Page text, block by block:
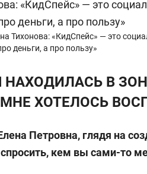
Тихонова: «КидСпейс» — это
деньги, а про пользу»
НАХОДИЛАСЬ В
ХОТЕЛОСЬ
Петровна, глядя на
кем вы сами-то